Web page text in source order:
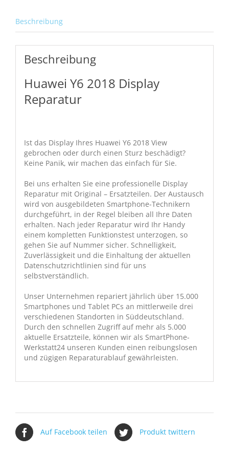
Beschreibung
Beschreibung
Huawei Y6 2018 Display
Reparatur
Ist das Display Ihres Huawei Y6 2018 View
gebrochen oder durch einen Sturz beschädigt?
Keine Panik, wir machen das einfach für Sie.
Bei uns erhalten Sie eine professionelle Display
Reparatur mit Original – Ersatzteilen. Der Austausch
wird von ausgebildeten Smartphone-Technikern
durchgeführt, in der Regel bleiben all Ihre Daten
erhalten. Nach jeder Reparatur wird Ihr Handy
einem kompletten Funktionstest unterzogen, so
gehen Sie auf Nummer sicher. Schnelligkeit,
Zuverlässigkeit und die Einhaltung der aktuellen
Datenschutzrichtlinien sind für uns
selbstverständlich.
Unser Unternehmen repariert jährlich über 15.000
Smartphones und Tablet PCs an mittlerweile drei
verschiedenen Standorten in Süddeutschland.
Durch den schnellen Zugriff auf mehr als 5.000
aktuelle Ersatzteile, können wir als SmartPhone-
Werkstatt24 unseren Kunden einen reibungslosen
und zügigen Reparaturablauf gewährleisten.
Auf Facebook teilen Produkt twittern